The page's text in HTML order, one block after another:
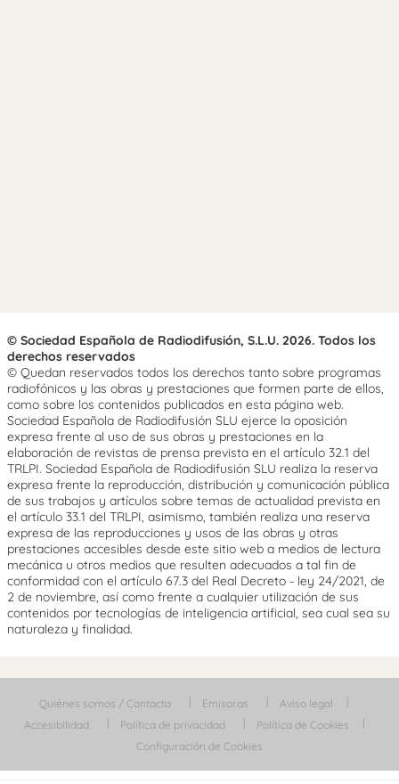
© Sociedad Española de Radiodifusión, S.L.U. 2026. Todos los
derechos reservados
© Quedan reservados todos los derechos tanto sobre programas
radiofónicos y las obras y prestaciones que formen parte de ellos,
como sobre los contenidos publicados en esta página web.
Sociedad Española de Radiodifusión SLU ejerce la oposición
expresa frente al uso de sus obras y prestaciones en la
elaboración de revistas de prensa prevista en el artículo 32.1 del
TRLPI. Sociedad Española de Radiodifusión SLU realiza la reserva
expresa frente la reproducción, distribución y comunicación pública
de sus trabajos y artículos sobre temas de actualidad prevista en
el artículo 33.1 del TRLPI, asimismo, también realiza una reserva
expresa de las reproducciones y usos de las obras y otras
prestaciones accesibles desde este sitio web a medios de lectura
mecánica u otros medios que resulten adecuados a tal fin de
conformidad con el artículo 67.3 del Real Decreto - ley 24/2021, de
2 de noviembre, así como frente a cualquier utilización de sus
contenidos por tecnologías de inteligencia artificial, sea cual sea su
naturaleza y finalidad.
Quiénes somos / Contacta Emisoras
Aviso legal
Accesibilidad
Política de privacidad
Política de Cookies
Configuración de Cookies